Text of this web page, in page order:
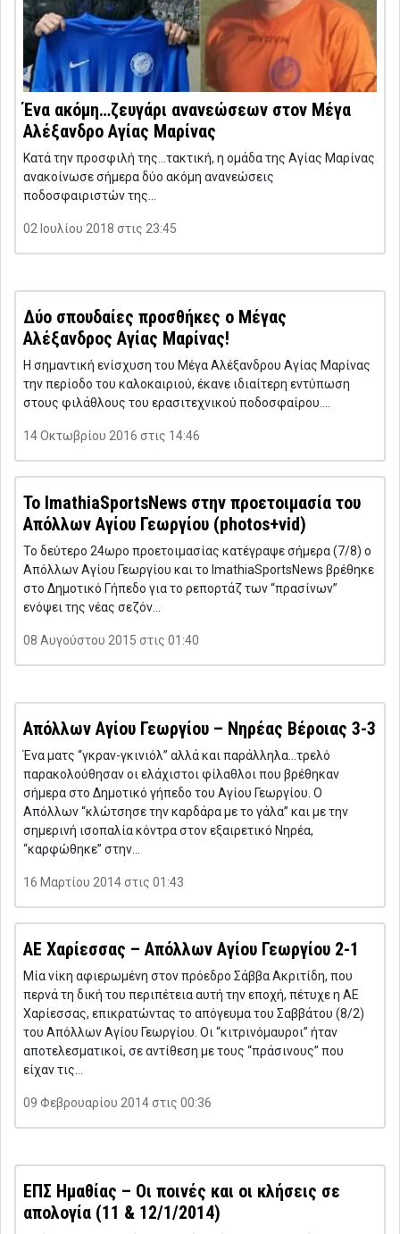
Ένα ακόμη…ζευγάρι ανανεώσεων στον Μέγα
Αλέξανδρο Αγίας Μαρίνας
Κατά την προσφιλή της…τακτική, η ομάδα της Αγίας Μαρίνας
ανακοίνωσε σήμερα δύο ακόμη ανανεώσεις
ποδοσφαιριστών της…
02 Ιουλίου 2018 στις 23:45
Δύο σπουδαίες προσθήκες ο Μέγας
Αλέξανδρος Αγίας Μαρίνας!
Η σημαντική ενίσχυση του Μέγα Αλέξανδρου Αγίας Μαρίνας
την περίοδο του καλοκαιριού, έκανε ιδιαίτερη εντύπωση
στους φιλάθλους του ερασιτεχνικού ποδοσφαίρου….
14 Οκτωβρίου 2016 στις 14:46
Το ImathiaSportsNews στην προετοιμασία του
Απόλλων Αγίου Γεωργίου (photos+vid)
Το δεύτερο 24ωρο προετοιμασίας κατέγραψε σήμερα (7/8) ο
Απόλλων Αγίου Γεωργίου και το ImathiaSportsNews βρέθηκε
στο Δημοτικό Γήπεδο για το ρεπορτάζ των “πρασίνων”
ενόψει της νέας σεζόν…
08 Αυγούστου 2015 στις 01:40
Απόλλων Αγίου Γεωργίου – Νηρέας Βέροιας 3-3
Ένα ματς “γκραν-γκινιόλ” αλλά και παράλληλα…τρελό
παρακολούθησαν οι ελάχιστοι φίλαθλοι που βρέθηκαν
σήμερα στο Δημοτικό γήπεδο του Αγίου Γεωργίου. Ο
Απόλλων “κλώτσησε την καρδάρα με το γάλα” και με την
σημερινή ισοπαλία κόντρα στον εξαιρετικό Νηρέα,
“καρφώθηκε” στην…
16 Μαρτίου 2014 στις 01:43
ΑΕ Χαρίεσσας – Απόλλων Αγίου Γεωργίου 2-1
Μία νίκη αφιερωμένη στον πρόεδρο Σάββα Ακριτίδη, που
περνά τη δική του περιπέτεια αυτή την εποχή, πέτυχε η ΑΕ
Χαρίεσσας, επικρατώντας το απόγευμα του Σαββάτου (8/2)
του Απόλλων Αγίου Γεωργίου. Οι “κιτρινόμαυροι” ήταν
αποτελεσματικοί, σε αντίθεση με τους “πράσινους” που
είχαν τις…
09 Φεβρουαρίου 2014 στις 00:36
ΕΠΣ Ημαθίας – Οι ποινές και οι κλήσεις σε
απολογία (11 & 12/1/2014)